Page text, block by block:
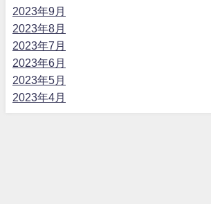
2023年9月
2023年8月
2023年7月
2023年6月
2023年5月
2023年4月